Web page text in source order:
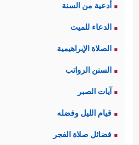
أدعية من السنة
الدعاء للميت
الصلاة الإبراهيمية
السنن الرواتب
آيات الصبر
قيام الليل وفضله
فضائل صلاة الفجر